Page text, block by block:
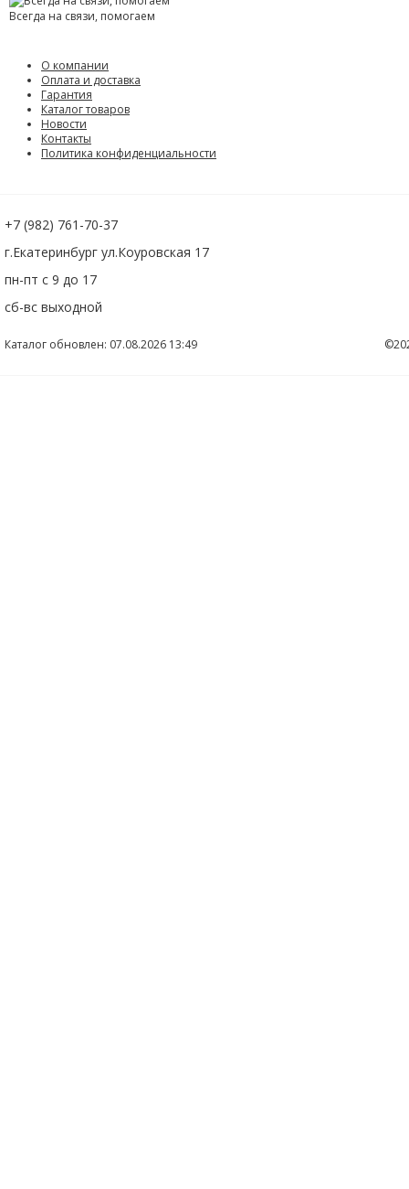
Всегда на связи, помогаем
О компании
Оплата и доставка
Гарантия
Каталог товаров
Новости
Контакты
Политика конфиденциальности
+7 (982) 761-70-37
г.Екатеринбург ул.Коуровская 17
пн-пт с 9 до 17
сб-вс выходной
Каталог обновлен: 07.08.2026 13:49